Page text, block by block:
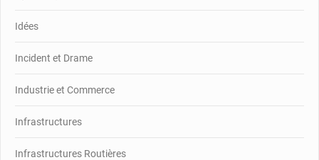
Idées
Incident et Drame
Industrie et Commerce
Infrastructures
Infrastructures Routières